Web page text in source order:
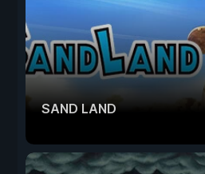
SAND LAND